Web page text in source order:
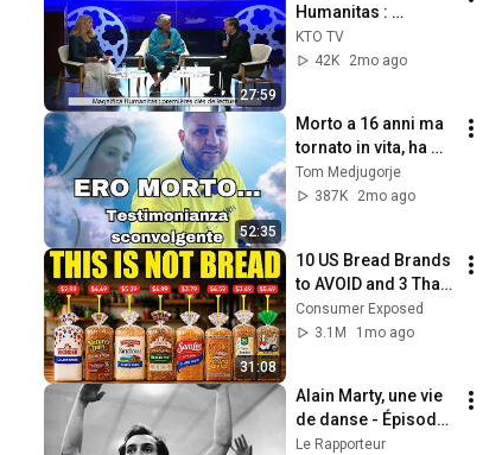
27:59
Humanitas :
premières clés de
lecture
KTO TV
42K
2mo ago
52:35
Morto a 16 anni ma
tornato in vita, ha
visto DIO, La
Madonna e Padre
Tom Medjugorje
387K
2mo ago
31:08
10 US Bread Brands
to AVOID and 3 That
Are Actually Safe
Consumer Exposed
3.1M
1mo ago
Alain Marty, une vie
de danse - Épisode
2 - L'Âge d'or à
Le Rapporteur